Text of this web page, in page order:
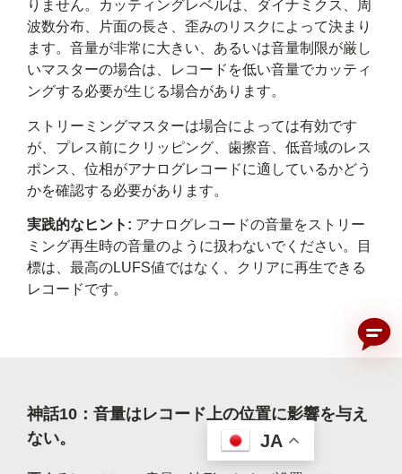
りません。カッティングレベルは、ダイナミクス、周
波数分布、片面の長さ、歪みのリスクによって決まり
ます。音量が非常に大きい、あるいは音量制限が厳し
いマスターの場合は、レコードを低い音量でカッティ
ングする必要が生じる場合があります。
ストリーミングマスターは場合によっては有効です
が、プレス前にクリッピング、歯擦音、低音域のレス
ポンス、位相がアナログレコードに適しているかどう
かを確認する必要があります。
実践的なヒント: アナログレコードの音量をストリー
ミング再生時の音量のように扱わないでください。目
標は、最高のLUFS値ではなく、クリアに再生できる
レコードです。
神話10：音量はレコード上の位置に影響を与え
ない。
JA